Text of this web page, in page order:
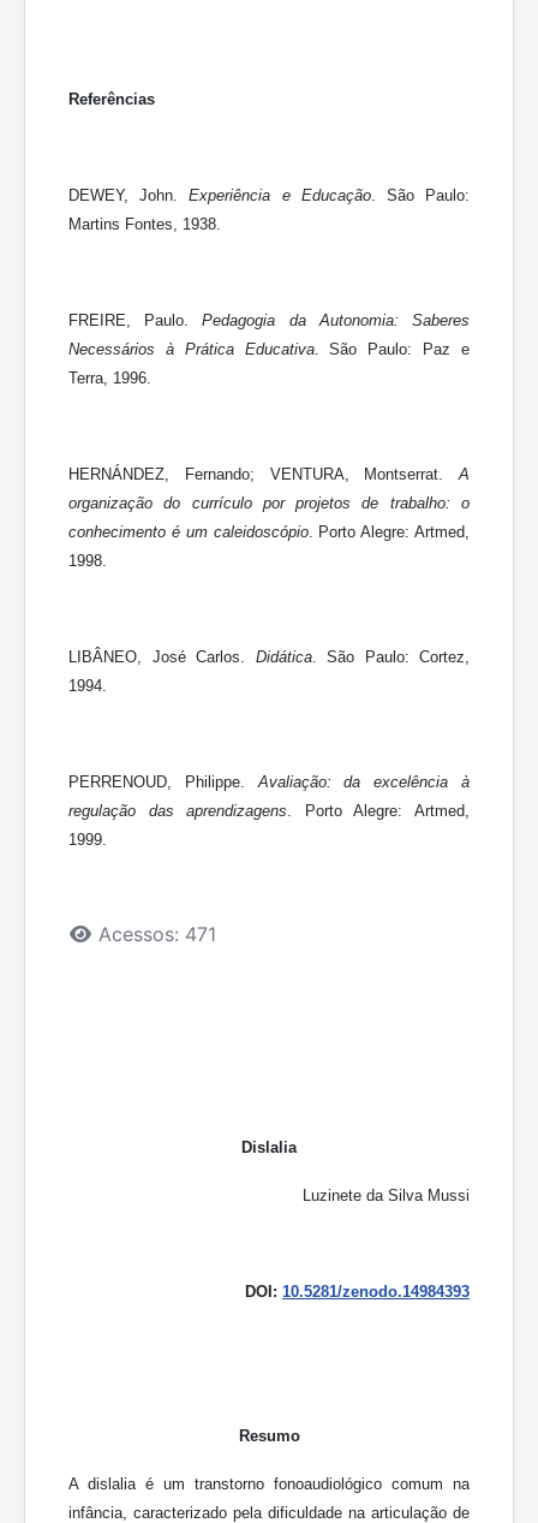
Referências
DEWEY, John.Experiência e Educação. São Paulo:
Martins Fontes, 1938.
FREIRE, Paulo.Pedagogia da Autonomia: Saberes
Necessários à Prática Educativa. São Paulo: Paz e
Terra, 1996.
HERNÁNDEZ, Fernando; VENTURA, Montserrat. A
organização do currículo por projetos de trabalho: o
conhecimento é um caleidoscópio. Porto Alegre: Artmed,
1998.
LIBÂNEO, José Carlos. Didática. São Paulo: Cortez,
1994.
PERRENOUD, Philippe. Avaliação: da excelência à
regulação das aprendizagens . Porto Alegre: Artmed,
1999.
Detalhes
Acessos: 471
Dislalia
Luzinete da Silva Mussi
DOI: 10.5281/zenodo.14984393
Resumo
A dislalia é um transtorno fonoaudiológico comum na
infância, caracterizado pela dificuldade na articulação de